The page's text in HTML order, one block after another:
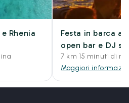
Rhenia
Festa in barca
open bar e DJ
7 km 15 minuti di
Maggiori